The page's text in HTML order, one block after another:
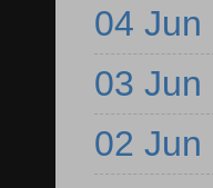
04 Jun
03 Jun
02 Jun